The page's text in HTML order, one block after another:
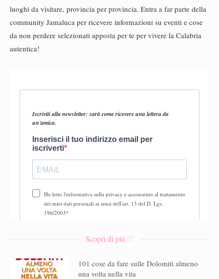
luoghi da visitare, provincia per provincia. Entra a far parte della
community Jamaluca per ricevere informazioni su eventi e cose
da non perdere selezionati apposta per te per vivere la Calabria
autentica!
Scopri di più ♡
101 cose da fare sulle Dolomiti almeno
una volta nella vita